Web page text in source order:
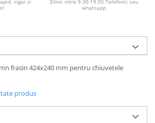
sigur si
Zilnic intre 9.30-19.00 Telefonic sau
whatsapp
frasin 424x240 mm pentru chiuvetele
produs